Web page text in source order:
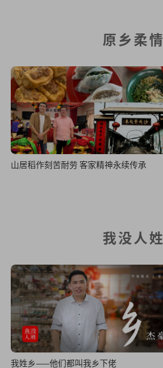
原乡柔情
山居稻作刻苦耐劳 客家精神永续传承
我没人姓
我姓乡——他们都叫我乡下佬